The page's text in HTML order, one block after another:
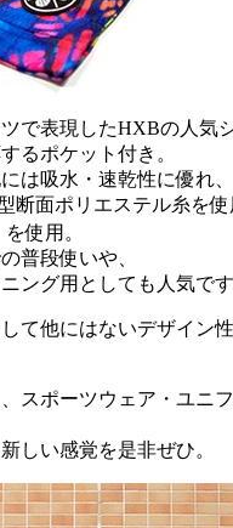
で表現したHXBの人気
るポケット付き。
は吸水・速乾性に優れ、
断面ポリエステル糸を使
を使用。
普段使いや、
ング用としても人気です
て他にはないデザイン性
スポーツウェア・ユニ
しい感覚を是非ぜひ。